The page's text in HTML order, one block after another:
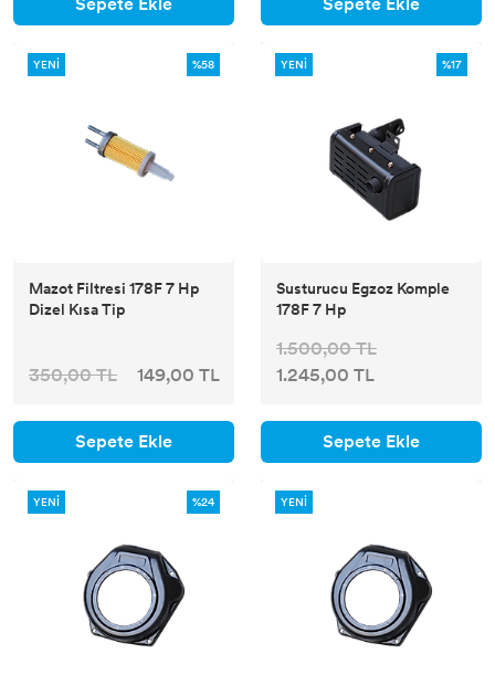
YENİ %58
Mazot Filtresi 178F 7 Hp
Dizel Kısa Tip
350,00 TL 149,00 TL
Sepete Ekle
YENİ %17
Susturucu Egzoz Komple
178F 7 Hp
1.500,00 TL
1.245,00 TL
Sepete Ekle
YENİ %24 YENİ